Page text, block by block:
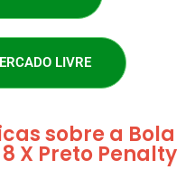
LIVRE
sobre a Bola
X Preto Penalty